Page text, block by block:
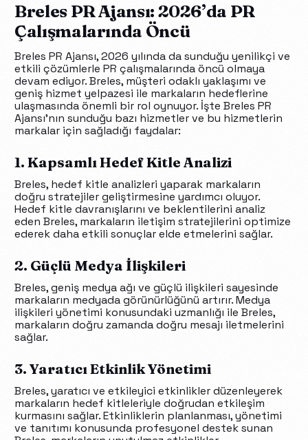
Breles PR Ajansı: 2026’da PR
Çalışmalarında Öncü
Breles PR Ajansı, 2026 yılında da sunduğu yenilikçi ve
etkili çözümlerle PR çalışmalarında öncü olmaya
devam ediyor. Breles, müşteri odaklı yaklaşımı ve
geniş hizmet yelpazesi ile markaların hedeflerine
ulaşmasında önemli bir rol oynuyor. İşte Breles PR
Ajansı’nın sunduğu bazı hizmetler ve bu hizmetlerin
markalar için sağladığı faydalar:
1. Kapsamlı Hedef Kitle Analizi
Breles, hedef kitle analizleri yaparak markaların
doğru stratejiler geliştirmesine yardımcı oluyor.
Hedef kitle davranışlarını ve beklentilerini analiz
eden Breles, markaların iletişim stratejilerini optimize
ederek daha etkili sonuçlar elde etmelerini sağlar.
2. Güçlü Medya İlişkileri
Breles, geniş medya ağı ve güçlü ilişkileri sayesinde
markaların medyada görünürlüğünü artırır. Medya
ilişkileri yönetimi konusundaki uzmanlığı ile Breles,
markaların doğru zamanda doğru mesajı iletmelerini
sağlar.
3. Yaratıcı Etkinlik Yönetimi
Breles, yaratıcı ve etkileyici etkinlikler düzenleyerek
markaların hedef kitleleriyle doğrudan etkileşim
kurmasını sağlar. Etkinliklerin planlanması, yönetimi
ve tanıtımı konusunda profesyonel destek sunan